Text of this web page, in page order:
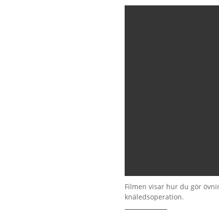
Filmen visar hur du gör
knäledsoperation.